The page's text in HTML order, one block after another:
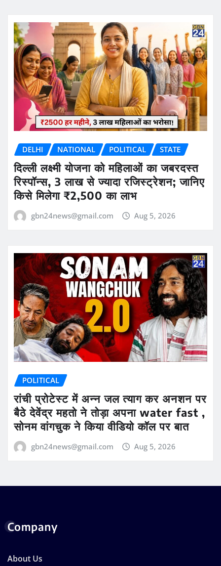
DELHI NATIONAL POLITICAL STATE
दिल्ली लक्ष्मी योजना को महिलाओं का जबरदस्त
रिस्पॉन्स, 3 लाख से ज्यादा रजिस्ट्रेशन; जानिए
किसे मिलेगा ₹2,500 का लाभ
gbn24news@gmail.com Aug 5, 2026
POLITICAL
रांची प्रोटेस्ट में अन्न जल त्याग कर अनशन पर
बैठे देवेंद्र महतो ने तोड़ा अपना water fast ,
सोनम वांगचुक ने किया वीडियो कॉल पर बात
gbn24news@gmail.com Aug 5, 2026
Company
About Us